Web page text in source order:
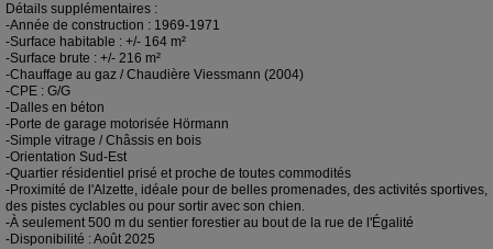
Détails supplémentaires :
-Année de construction : 1969-1971
-Surface habitable : +/- 164 m²
-Surface brute : +/- 216 m²
-Chauffage au gaz / Chaudière Viessmann (2004)
-CPE : G/G
-Dalles en béton
-Porte de garage motorisée Hörmann
-Simple vitrage / Châssis en bois
-Orientation Sud-Est
-Quartier résidentiel prisé et proche de toutes commodités
-Proximité de l'Alzette, idéale pour de belles promenades, des activités sportives,
des pistes cyclables ou pour sortir avec son chien.
-À seulement 500 m du sentier forestier au bout de la rue de l'Égalité
-Disponibilité : Août 2025